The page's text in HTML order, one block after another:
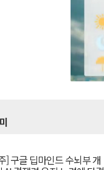
] 구글 딥마인드 수뇌부 개